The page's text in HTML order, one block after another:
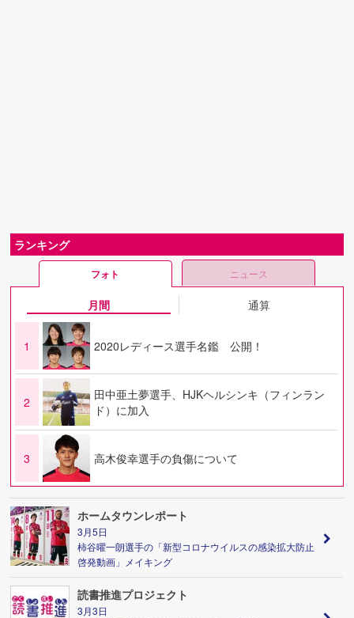
ランキング
フォト ニュース
月間 通算
1 2020レディース選手名鑑 公開！
2
田中亜土夢選手、HJKヘルシンキ（フィンラン
ド）に加入
3 高木俊幸選手の負傷について
ホームタウンレポート
3月5日
柿谷曜一朗選手の「新型コロナウイルスの感染拡大防止
啓発動画」メイキング
読書推進プロジェクト
3月3日